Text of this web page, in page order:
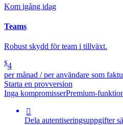
Kom igång idag
Teams
Robust skydd för team i tillväxt.
$4
per månad / per användare som
Starta en provversion
Inga kompromisserPremium-

Dela autentiseringsuppgifter